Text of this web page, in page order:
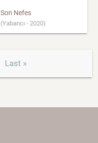
Son Nefes
(Yabancı - 2020)
Last »